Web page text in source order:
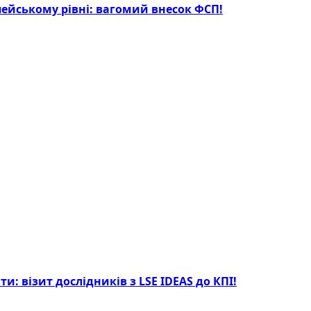
рівні: вагомий внесок ФСП!
дослідників з LSE IDEAS до КПІ!